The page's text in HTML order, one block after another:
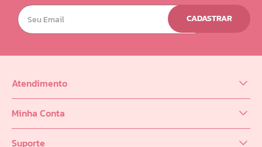
CADASTRAR
Atendimento
(62) 98218-0625
Minha Conta
Suporte